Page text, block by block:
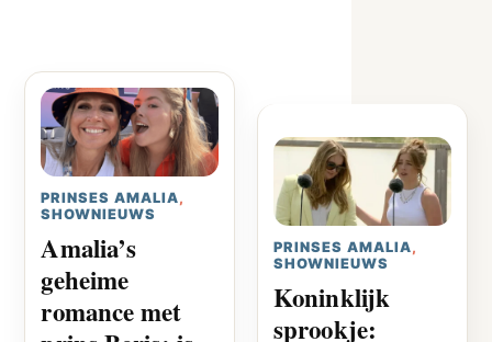
PRINSES AMALIA,
SHOWNIEUWS
Amalia’s
geheime
romance met
PRINSES AMALIA,
SHOWNIEUWS
Koninklijk
sprookje: